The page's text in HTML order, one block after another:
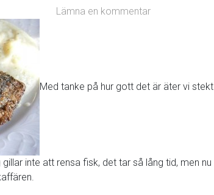
Lämna en kommentar
Med tanke på hur gott det är äter vi stekt
inte att rensa fisk, det tar så lång tid, men nu